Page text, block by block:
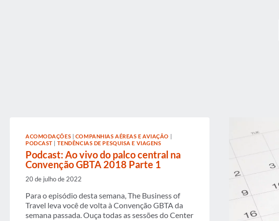
ACOMODAÇÕES | COMPANHIAS AÉREAS E AVIAÇÃO |
PODCAST | TENDÊNCIAS DE PESQUISA E VIAGENS
Podcast: Ao vivo do palco central na
Convenção GBTA 2018 Parte 1
20 de julho de 2022
Para o episódio desta semana, The Business of
Travel leva você de volta à Convenção GBTA da
semana passada. Ouça todas as sessões do Center